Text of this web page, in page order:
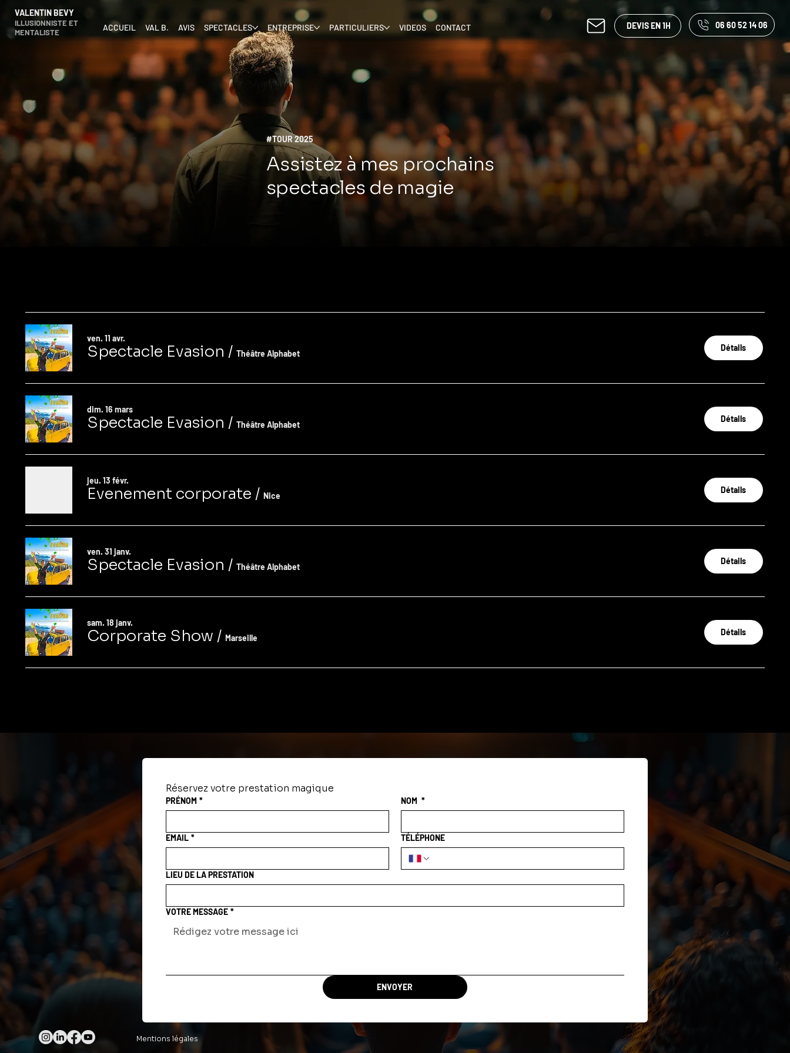
VALENTIN BEVY
ILLUSIONNISTE ET
MENTALISTE
ACCUEIL VAL B. AVIS SPECTACLES ENTREPRISE PARTICULIERS VIDEOS CONTACT DEVIS EN 1H 06 60 52 14 06
#TOUR 2025
Assistez à mes prochains
spectacles de magie
ven. 11 avr.
Spectacle Evasion /Théâtre Alphabet
Détails
dim. 16 mars
Spectacle Evasion /Théâtre Alphabet
Détails
jeu. 13 févr.
Evenement corporate /Nice
Détails
ven. 31 janv.
Spectacle Evasion /Théâtre Alphabet
Détails
sam. 18 janv.
Corporate Show /Marseille
Détails
Réservez votre prestation magique
PRÉNOM * NOM *
EMAIL * TÉLÉPHONE
LIEU DE LA PRESTATION
VOTRE MESSAGE *
ENVOYER
Mentions légales